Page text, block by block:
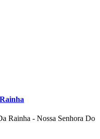
Rainha - Nossa Senhora Do